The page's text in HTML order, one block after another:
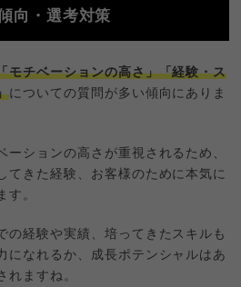
向・選考対策
モチベーションの高さ」「経験・ス
についての質問が多い傾向にありま
ーションの高さが重視されるため、
てきた経験、お客様のために本気に
す。
の経験や実績、培ってきたスキルも
になれるか、成長ポテンシャルはあ
れますね。